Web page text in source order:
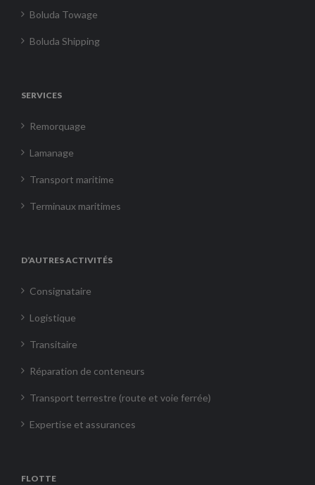
Boluda Towage
Boluda Shipping
SERVICES
Remorquage
Lamanage
Transport maritime
Terminaux maritimes
D’AUTRES ACTIVITÉS
Consignataire
Logistique
Transitaire
Réparation de conteneurs
Transport terrestre (route et voie ferrée)
Expertise et assurances
FLOTTE